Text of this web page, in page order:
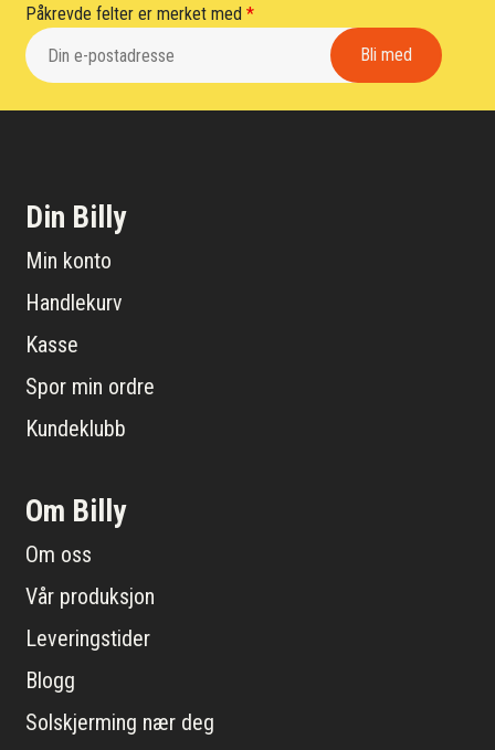
Påkrevde felter er merket med*
Din Billy
Min konto
Handlekurv
Kasse
Spor min ordre
Kundeklubb
Om Billy
Om oss
Vår produksjon
Leveringstider
Blogg
Solskjerming nær deg